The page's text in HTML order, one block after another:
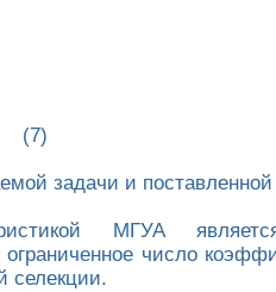
задачи и
МГУА
ограниченное число
селекции.